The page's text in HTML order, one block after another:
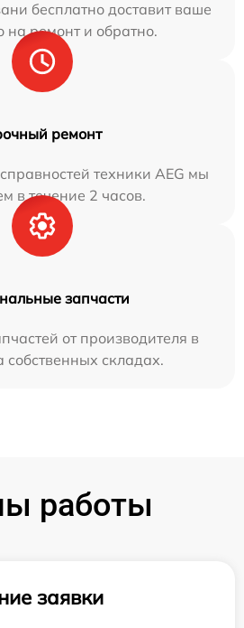
бесплатно доставит ваше
на ремонт и обратно.
ремонт
техники AEG мы
в течение 2 часов.
запчасти
от производителя в
собственных складах.
работы
заявки